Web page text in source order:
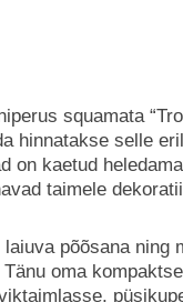
squamata
hinnatakse selle
on kaetud
taimele
põõsana ning
oma